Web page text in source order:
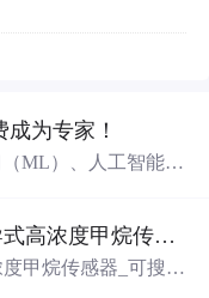
为专家！
（ML）、人工智能
AQ6204-2006 瓦斯抽放用热导式高浓度甲烷传感器-可搜索.pdf
甲烷传感器_可搜